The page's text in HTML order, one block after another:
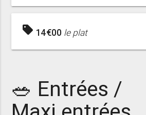
sell 14€00 le plat
🥗 Entrées /